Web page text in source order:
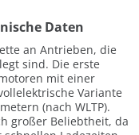
Daten
an Antrieben, die
sind. Die erste
mit einer
Variante
(nach WLTP).
großer Beliebtheit, da